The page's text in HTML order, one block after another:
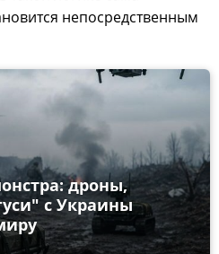
непосредственным
дроны,
с Украины